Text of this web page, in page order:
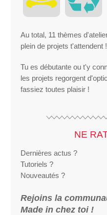
Au total, 11 thèmes
plein de projets t'attendent !
Tu es débutante ou t'y
les projets regorgent
fassiez toutes plaisir !
NE
Dernières actus ?
Tutoriels ?
Nouveautés ?
Rejoins la
Made in chez toi !